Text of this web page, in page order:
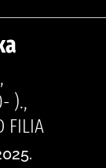
).,
FILIA